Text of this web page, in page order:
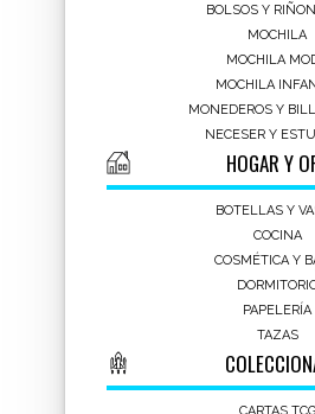
BOLSOS Y
MOCHILA
MOCHILA
MOCHILA
MONEDEROS Y
NECESER Y
HOGAR Y
BOTELLAS Y
COCINA
COSMÉTICA Y
PAPELERÍA
TAZAS